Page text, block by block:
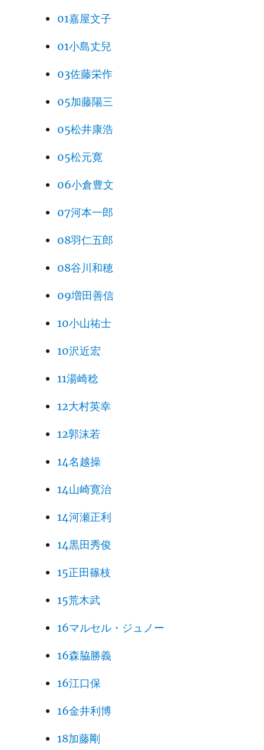
01嘉屋文子
01小島丈兒
03佐藤栄作
05加藤陽三
05松井康浩
05松元寛
06小倉豊文
07河本一郎
08羽仁五郎
08谷川和穂
09増田善信
10小山祐士
10沢近宏
11湯崎稔
12大村英幸
12郭沫若
14名越操
14山崎寛治
14河瀬正利
14黒田秀俊
15正田篠枝
15荒木武
16マルセル・ジュノー
16森脇勝義
16江口保
16金井利博
18加藤剛